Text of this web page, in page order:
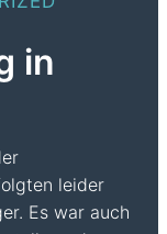
in
leider
Es war auch